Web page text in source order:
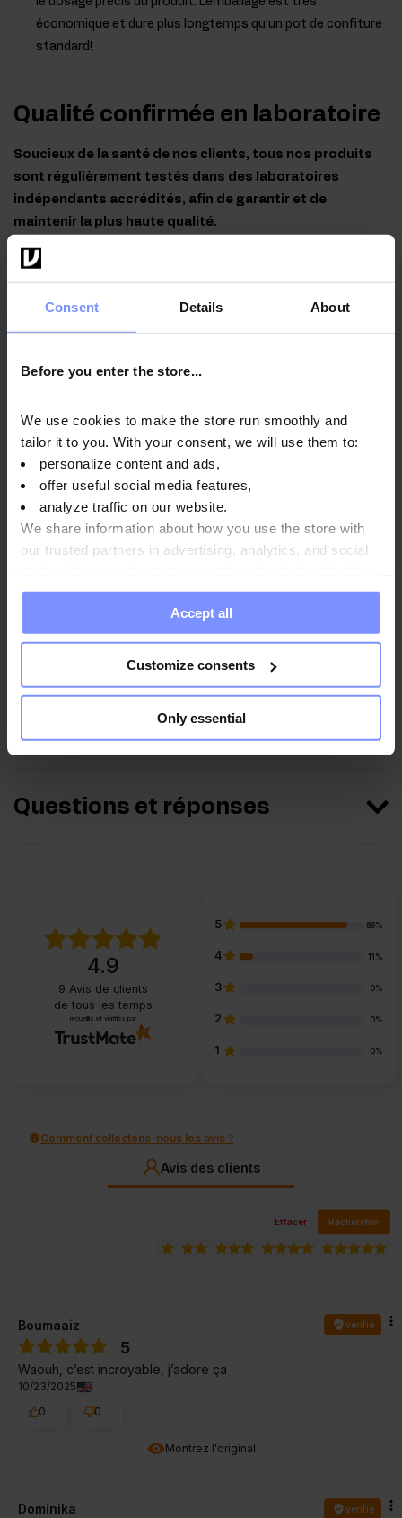
Consent Details About
Before you enter the store...
We use cookies to make the store run smoothly and
tailor it to you. With your consent, we will use them to:
personalize content and ads,
offer useful social media features,
analyze traffic on our website.
We share information about how you use the store with
our trusted partners in advertising, analytics, and social
information you have provided to them or that they have
collected when you use their services. Do you agree?
Accept all
Customize consents
Only essential
économique et dure plus longtemps qu'un pot de confiture
standard!
Qualité confirmée en laboratoire
Soucieux de la santé de nos clients, tous nos produits
sont régulièrement testés dans des laboratoires
indépendants accrédités, afin de garantir et de
maintenir la plus haute qualité.
OstroVit Gelée de cerises - Contrôle microbiologique
Mode d'emploi
Paramètres
Questions et réponses
4.9
9 Avis de clients
de tous les temps
recueillis et vérifiés par
5 89%
4 11%
3 0%
2 0%
1 0%
Comment collectons-nous les avis ?
Avis des clients
Effacer Rechercher
Montrez l'original
Boumaaiz vérifié
5
Waouh, c’est incroyable, j’adore ça
10/23/2025
0
0
Dominika vérifié